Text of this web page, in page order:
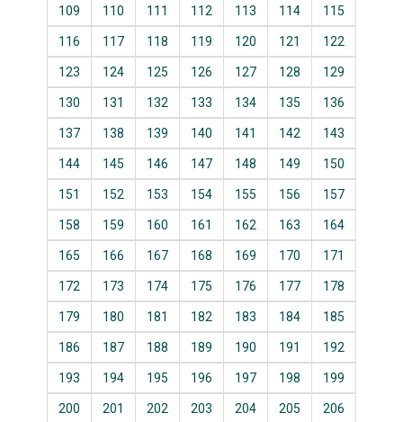
109 110 111 112 113 114 115
116 117 118 119 120 121 122
123 124 125 126 127 128 129
130 131 132 133 134 135 136
137 138 139 140 141 142 143
144 145 146 147 148 149 150
151 152 153 154 155 156 157
158 159 160 161 162 163 164
165 166 167 168 169 170 171
172 173 174 175 176 177 178
179 180 181 182 183 184 185
186 187 188 189 190 191 192
193 194 195 196 197 198 199
200 201 202 203 204 205 206